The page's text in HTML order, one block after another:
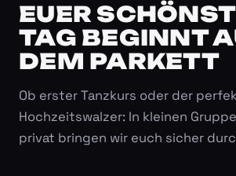
EUER
TAG BEGINNT
DEM PARKETT
Ob erster Tanzkurs oder der
Hochzeitswalzer: In kleinen
privat bringen wir euch sicher